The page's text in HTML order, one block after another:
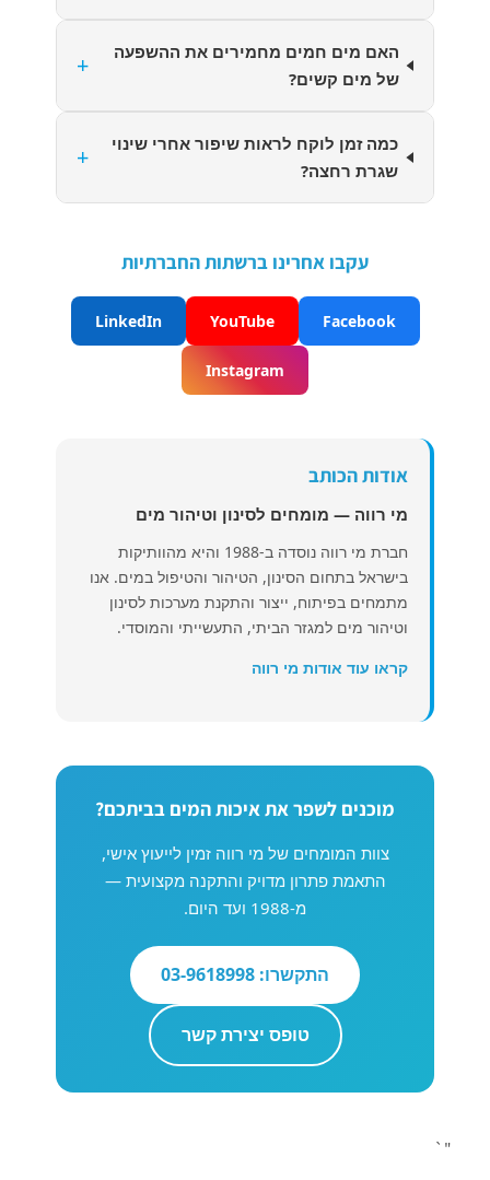
האם מים חמים מחמירים את ההשפעה
של מים קשים?
+
כמה זמן לוקח לראות שיפור אחרי שינוי
שגרת רחצה?
+
עקבו אחרינו ברשתות החברתיות
Facebook
YouTube
LinkedIn
Instagram
אודות הכותב
מי רווה — מומחים לסינון וטיהור מים
חברת מי רווה נוסדה ב-1988 והיא מהוותיקות
בישראל בתחום הסינון, הטיהור והטיפול במים. אנו
מתמחים בפיתוח, ייצור והתקנת מערכות לסינון
וטיהור מים למגזר הביתי, התעשייתי והמוסדי.
קראו עוד אודות מי רווה
מוכנים לשפר את איכות המים בביתכם?
צוות המומחים של מי רווה זמין לייעוץ אישי,
התאמת פתרון מדויק והתקנה מקצועית —
מ-1988 ועד היום.
התקשרו: 03-9618998
טופס יצירת קשר
"`